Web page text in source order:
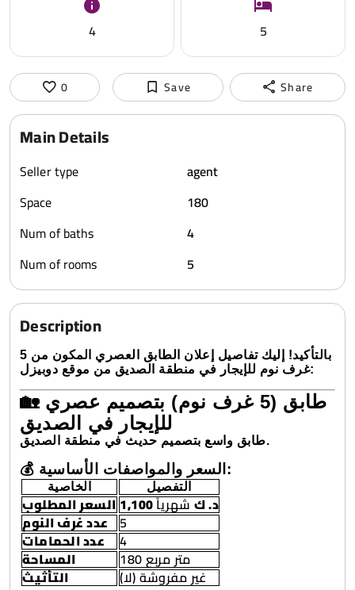
4 5
0 Save Share
Main Details
Seller type
agent
Space
180
Num of baths
4
Num of rooms
5
Description
بالتأكيد! إليك تفاصيل إعلان الطابق العصري المكون من 5
غرف نوم للإيجار في منطقة الصديق من موقع دوبيزل:
🏡 طابق (5 غرف نوم) بتصميم عصري
للإيجار في الصديق
طابق واسع بتصميم حديث في منطقة الصديق.
💰 السعر والمواصفات الأساسية:
الخاصية التفصيل
السعر المطلوب 1,100 د. كشهرياً
عدد غرف النوم 5
عدد الحمامات 4
المساحة 180 متر مربع
التأثيث غير مفروشة (لا)